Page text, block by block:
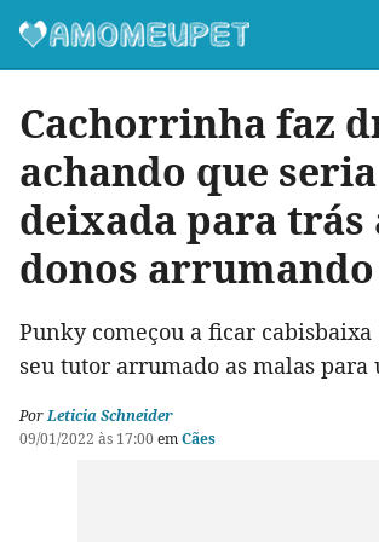
Cachorrinha faz
achando que seria
deixada para trás
donos
Punky começou a ficar
seu tutor arrumado as malas para
PorLeticia Schneider
09/01/2022 às 17:00 emCães